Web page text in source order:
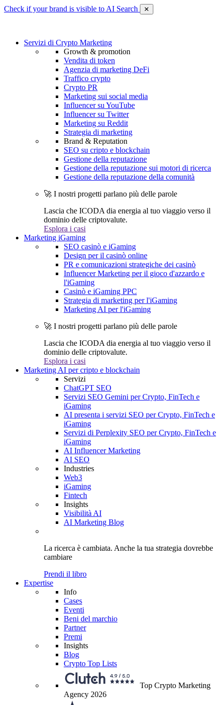
Check if your brand is visible to AI Search ✕
Servizi di Crypto Marketing
Growth & promotion
Vendita di token
Agenzia di marketing DeFi
Traffico crypto
Crypto PR
Marketing sui social media
Influencer su YouTube
Influencer su Twitter
Marketing su Reddit
Strategia di marketing
Brand & Reputation
SEO su cripto e blockchain
Gestione della reputazione
Gestione della reputazione sui motori di ricerca
Gestione della reputazione della comunità
🚀 I nostri progetti parlano più delle parole
Lascia che ICODA dia energia al tuo viaggio verso il
dominio delle criptovalute.
Esplora i casi
Marketing iGaming
SEO casinò e iGaming
Design per il casinò online
PR e comunicazioni strategiche dei casinò
Influencer Marketing per il gioco d'azzardo e
l'iGaming
Casinò e iGaming PPC
Strategia di marketing per l'iGaming
Marketing AI per l'iGaming
🚀 I nostri progetti parlano più delle parole
Lascia che ICODA dia energia al tuo viaggio verso il
dominio delle criptovalute.
Esplora i casi
Marketing AI per cripto e blockchain
Servizi
ChatGPT SEO
Servizi SEO Gemini per Crypto, FinTech e
iGaming
AI presenta i servizi SEO per Crypto, FinTech e
iGaming
Servizi di Perplexity SEO per Crypto, FinTech e
iGaming
AI Influencer Marketing
AI SEO
Industries
Web3
iGaming
Fintech
Insights
Visibilità AI
AI Marketing Blog
La ricerca è cambiata. Anche la tua strategia dovrebbe
cambiare
Prendi il libro
Expertise
Info
Cases
Eventi
Beni del marchio
Partner
Premi
Insights
Blog
Crypto Top Lists
Top Crypto Marketing
Agency 2026